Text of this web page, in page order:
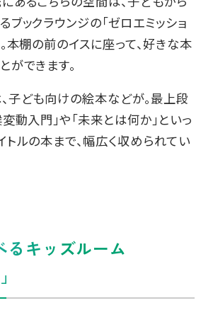
ブックラウンジの「ゼロエミッショ
本棚の前のイスに座って、好きな本
ができます。
子ども向けの絵本などが。最上段
動入門」や「未来とは何か」といっ
トルの本まで、幅広く収められてい
るキッズルーム